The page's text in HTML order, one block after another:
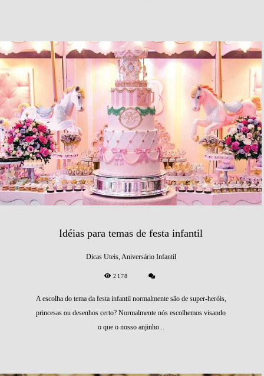
Idéias para temas de festa infantil
Dicas Uteis, Aniversário Infantil
2178
A escolha do tema da festa infantil normalmente são de super-heróis,
princesas ou desenhos certo? Normalmente nós escolhemos visando
o que o nosso anjinho...